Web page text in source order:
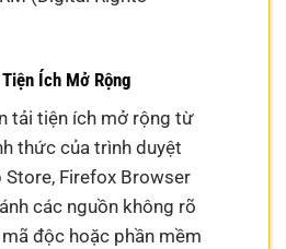
Ích Mở Rộng
tải tiện ích mở rộng từ
thức của trình duyệt
Store, Firefox Browser
các nguồn không rõ
độc hoặc phần mềm